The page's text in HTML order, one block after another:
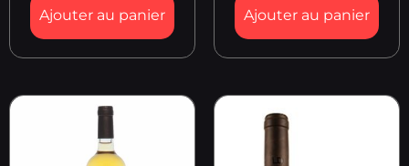
Ajouter au panier Ajouter au panier